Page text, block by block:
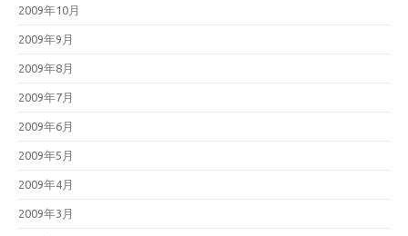
2009年10月
2009年9月
2009年8月
2009年7月
2009年6月
2009年5月
2009年4月
2009年3月